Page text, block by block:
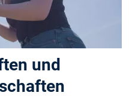
und